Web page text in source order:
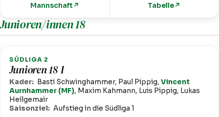
Mannschaft ↗ Tabelle↗
Junioren/innen 18
SÜDLIGA 2
Junioren 18 I
Kader: Basti Schwinghammer, Paul Pippig,Vincent
Aurnhammer (MF), Maxim Kahmann, Luis Pippig, Lukas
Heilgemair
Saisonziel: Aufstieg in die Südliga 1